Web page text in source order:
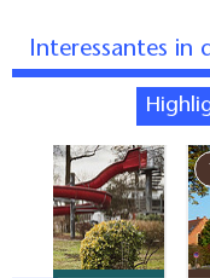
Interessantes in